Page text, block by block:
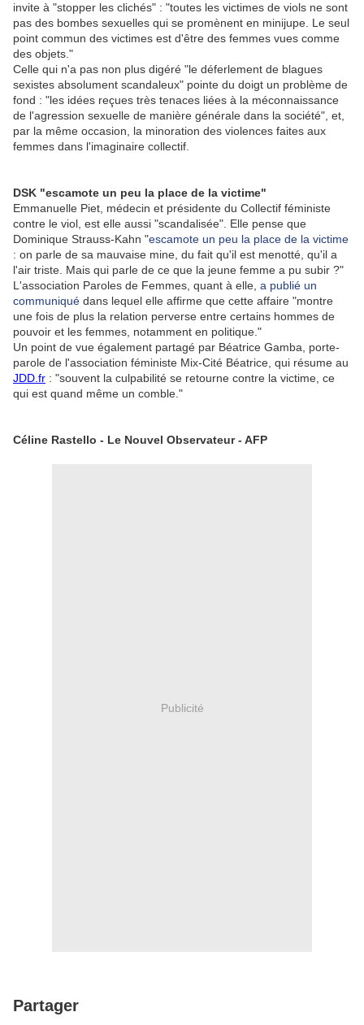
invite à "stopper les clichés" : "toutes les victimes de viols ne sont
pas des bombes sexuelles qui se promènent en minijupe. Le seul
point commun des victimes est d'être des femmes vues comme
des objets."
Celle qui n'a pas non plus digéré "le déferlement de blagues
sexistes absolument scandaleux" pointe du doigt un problème de
fond : "les idées reçues très tenaces liées à la méconnaissance
de l'agression sexuelle de manière générale dans la société", et,
par la même occasion, la minoration des violences faites aux
femmes dans l'imaginaire collectif.
DSK "escamote un peu la place de la victime"
Emmanuelle Piet, médecin et présidente du Collectif féministe
contre le viol, est elle aussi "scandalisée". Elle pense que
Dominique Strauss-Kahn "escamote un peu la place de la victime
: on parle de sa mauvaise mine, du fait qu'il est menotté, qu'il a
l'air triste. Mais qui parle de ce que la jeune femme a pu subir ?"
L'association Paroles de Femmes, quant à elle, a publié un
communiqué dans lequel elle affirme que cette affaire "montre
une fois de plus la relation perverse entre certains hommes de
pouvoir et les femmes, notamment en politique."
Un point de vue également partagé par Béatrice Gamba, porte-
parole de l'association féministe Mix-Cité Béatrice, qui résume au
JDD.fr : "souvent la culpabilité se retourne contre la victime, ce
qui est quand même un comble."
Céline Rastello - Le Nouvel Observateur - AFP
Publicité
Partager